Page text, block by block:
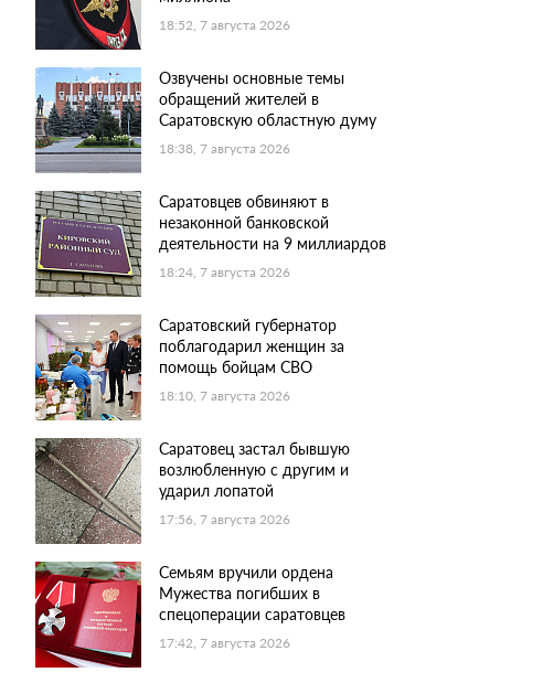
18:52, 7 августа 2026
Озвучены основные темы
обращений жителей в
Саратовскую областную думу
18:38, 7 августа 2026
Саратовцев обвиняют в
незаконной банковской
деятельности на 9 миллиардов
18:24, 7 августа 2026
Саратовский губернатор
поблагодарил женщин за
помощь бойцам СВО
18:10, 7 августа 2026
Саратовец застал бывшую
возлюбленную с другим и
ударил лопатой
17:56, 7 августа 2026
Семьям вручили ордена
Мужества погибших в
спецоперации саратовцев
17:42, 7 августа 2026